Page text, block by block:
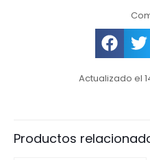
Actualizado el
Productos